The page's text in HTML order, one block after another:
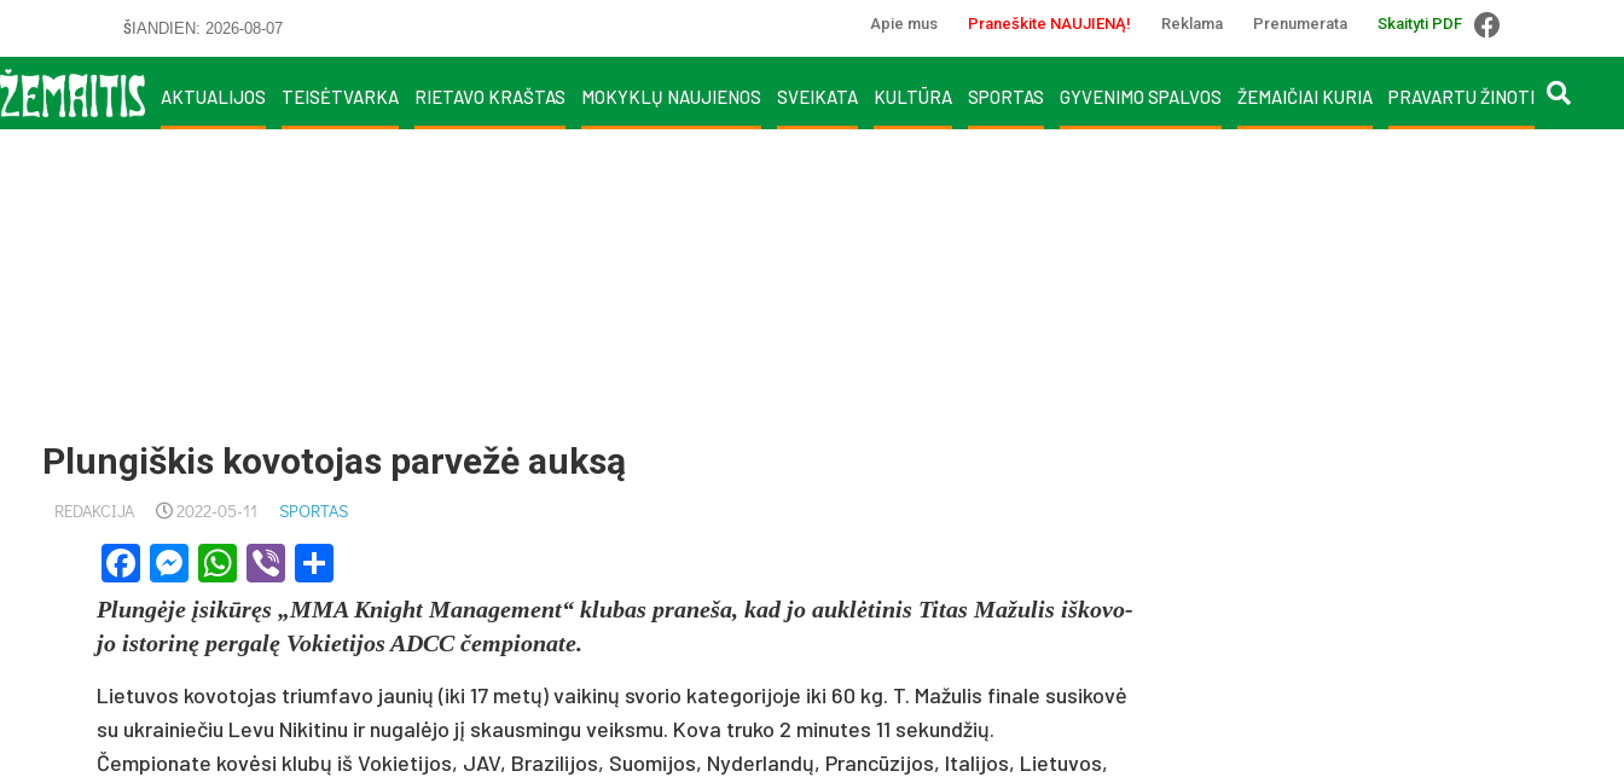
ŠIANDIEN: 2026-08-07 Apie mus Praneškite NAUJIENĄ! Reklama Prenumerata Skaityti PDF
AKTUALIJOS TEISĖTVARKA RIETAVO KRAŠTAS MOKYKLŲ NAUJIENOS SVEIKATA KULTŪRA SPORTAS GYVENIMO SPALVOS ŽEMAIČIAI KURIA PRAVARTU ŽINOTI
Plungiškis kovotojas parvežė auksą
REDAKCIJA 2022-05-11 SPORTAS
Facebook
Messenger
WhatsApp
Viber
Plungė­je įsikūręs „MMA Knight Ma­na­ge­ment“ klu­bas pra­ne­ša, kad jo auklė­ti­nis Ti­tas Ma­žu­lis iš­ko­vo­
jo is­to­rinę per­galę Vo­kie­ti­jos ADCC čem­pio­na­te.
Lie­tu­vos ko­vo­to­jas trium­fa­vo jau­nių (iki 17 metų) vai­kinų svo­rio ka­te­go­ri­jo­je iki 60 kg. T. Ma­žu­lis fi­na­le su­si­kovė
su uk­rai­nie­čiu Le­vu Ni­ki­ti­nu ir nu­galė­jo jį skaus­min­gu veiks­mu. Ko­va tru­ko 2 mi­nu­tes 11 se­kund­žių.
Čem­pio­na­te kovė­si klubų iš Vo­kie­ti­jos, JAV, Bra­zi­li­jos, Suo­mi­jos, Ny­der­landų, Prancū­zi­jos, Ita­li­jos, Lie­tu­vos,